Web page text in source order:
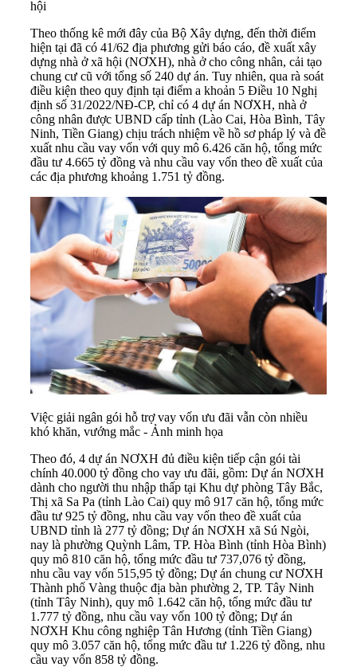
hội
Theo thống kê mới đây của Bộ Xây dựng, đến thời điểm
hiện tại đã có 41/62 địa phương gửi báo cáo, đề xuất xây
dựng nhà ở xã hội (NƠXH), nhà ở cho công nhân, cải tạo
chung cư cũ với tổng số 240 dự án. Tuy nhiên, qua rà soát
điều kiện theo quy định tại điểm a khoản 5 Điều 10 Nghị
định số 31/2022/NĐ-CP, chỉ có 4 dự án NƠXH, nhà ở
công nhân được UBND cấp tỉnh (Lào Cai, Hòa Bình, Tây
Ninh, Tiền Giang) chịu trách nhiệm về hồ sơ pháp lý và đề
xuất nhu cầu vay vốn với quy mô 6.426 căn hộ, tổng mức
đầu tư 4.665 tỷ đồng và nhu cầu vay vốn theo đề xuất của
các địa phương khoảng 1.751 tỷ đồng.
Việc giải ngân gói hỗ trợ vay vốn ưu đãi vẫn còn nhiều
khó khăn, vướng mắc - Ảnh minh họa
Theo đó, 4 dự án NƠXH đủ điều kiện tiếp cận gói tài
chính 40.000 tỷ đồng cho vay ưu đãi, gồm: Dự án NƠXH
dành cho người thu nhập thấp tại Khu dự phòng Tây Bắc,
Thị xã Sa Pa (tỉnh Lào Cai) quy mô 917 căn hộ, tổng mức
đầu tư 925 tỷ đồng, nhu cầu vay vốn theo đề xuất của
UBND tỉnh là 277 tỷ đồng; Dự án NƠXH xã Sú Ngòi,
nay là phường Quỳnh Lâm, TP. Hòa Bình (tỉnh Hòa Bình)
quy mô 810 căn hộ, tổng mức đầu tư 737,076 tỷ đồng,
nhu cầu vay vốn 515,95 tỷ đồng; Dự án chung cư NƠXH
Thành phố Vàng thuộc địa bàn phường 2, TP. Tây Ninh
(tỉnh Tây Ninh), quy mô 1.642 căn hộ, tổng mức đầu tư
1.777 tỷ đồng, nhu cầu vay vốn 100 tỷ đồng; Dự án
NƠXH Khu công nghiệp Tân Hương (tỉnh Tiền Giang)
quy mô 3.057 căn hộ, tổng mức đầu tư 1.226 tỷ đồng, nhu
cầu vay vốn 858 tỷ đồng.